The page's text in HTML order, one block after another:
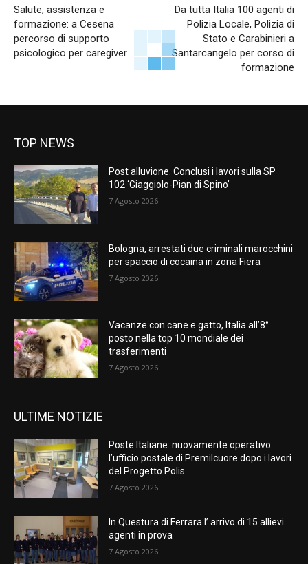
Salute, assistenza e
formazione: a Cesena
percorso di supporto
psicologico per caregiver
Da tutta Italia 100 agenti di
Polizia Locale, Polizia di
Stato e Carabinieri a
Santarcangelo per corso di
formazione
TOP NEWS
Post alluvione. Conclusi i lavori sulla SP
102 ‘Giaggiolo-Pian di Spino’
7 Agosto 2026
Bologna, arrestati due criminali marocchini
per spaccio di cocaina in zona Fiera
7 Agosto 2026
Vacanze con cane e gatto, Italia all’8°
posto nella top 10 mondiale dei
trasferimenti
7 Agosto 2026
ULTIME NOTIZIE
Poste Italiane: nuovamente operativo
l’ufficio postale di Premilcuore dopo i lavori
del Progetto Polis
7 Agosto 2026
In Questura di Ferrara l’ arrivo di 15 allievi
agenti in prova
7 Agosto 2026